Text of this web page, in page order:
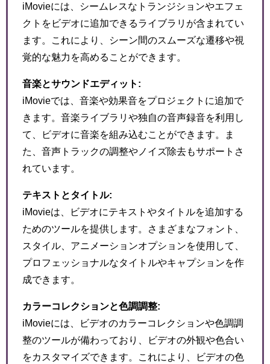
iMovieには、シームレスなトランジションやエフェ
クトをビデオに追加できるライブラリが含まれてい
ます。これにより、シーン間のスムーズな遷移や視
覚的な魅力を高めることができます。
音楽とサウンドエディット:
iMovieでは、音楽や効果音をプロジェクトに追加で
きます。音楽ライブラリや独自の音声録音を利用し
て、ビデオに音楽を組み込むことができます。ま
た、音声トラックの調整やノイズ除去もサポートさ
れています。
テキストとタイトル:
iMovieは、ビデオにテキストやタイトルを追加する
ためのツールを提供します。さまざまなフォント、
スタイル、アニメーションオプションを使用して、
プロフェッショナルなタイトルやキャプションを作
成できます。
カラーコレクションと色調調整:
iMovieには、ビデオのカラーコレクションや色調調
整のツールが備わっており、ビデオの外観や色合い
をカスタマイズできます。これにより、ビデオの色